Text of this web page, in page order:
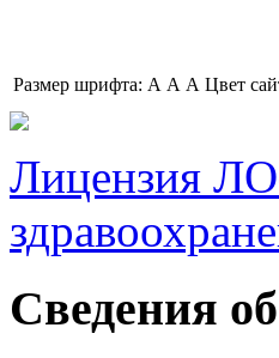
Размер шрифта: A A A Цвет
Лицензия
Сведения